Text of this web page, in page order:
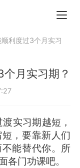
利度过3个月实习
月实习期？
实习期越短，
，要靠新人们
能替代你。所
各门功课吧。